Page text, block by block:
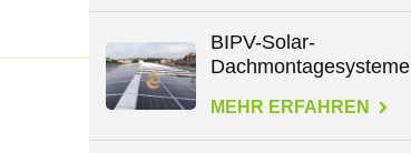
BIPV-Solar-
Dachmontagesysteme
MEHR ERFAHREN